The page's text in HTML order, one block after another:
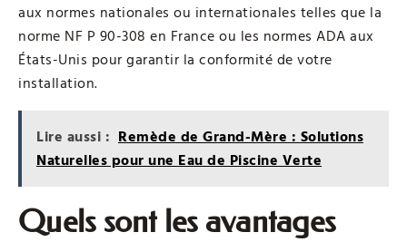
aux normes nationales ou internationales telles que la
norme NF P 90-308 en France ou les normes ADA aux
États-Unis pour garantir la conformité de votre
installation.
Lire aussi : Remède de Grand-Mère : Solutions
Naturelles pour une Eau de Piscine Verte
Quels sont les avantages